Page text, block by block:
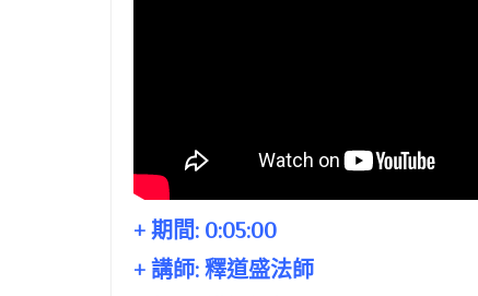
+ 期間: 0:05:00
+ 講師: 釋道盛法師